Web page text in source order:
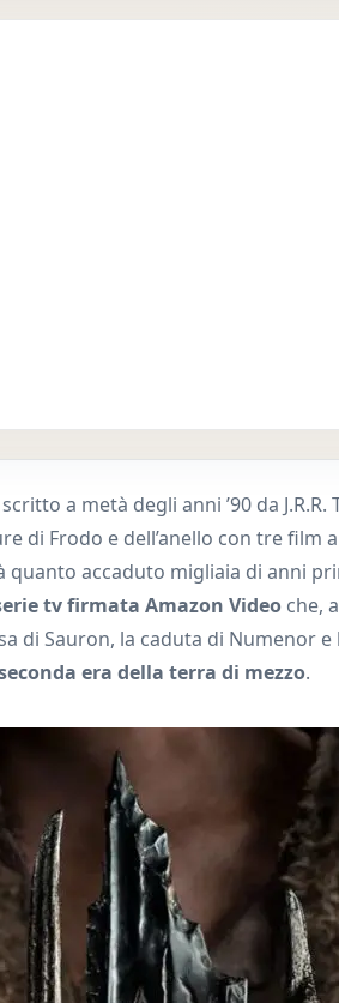
a metà degli anni ’90 da J.R.R.
di Frodo e dell’anello con tre film
quanto accaduto migliaia di anni
tv firmata Amazon Video che,
di Sauron, la caduta di Numenor
era della terra di mezzo.